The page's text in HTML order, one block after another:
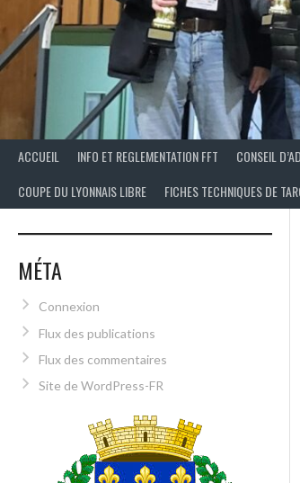
ACCUEIL INFO ET REGLEMENTATION FFT CONSEIL
COUPE DU LYONNAIS LIBRE
FICHES TECHNIQUES DE
MÉTA
Connexion
Flux des publications
Flux des commentaires
Site de WordPress-FR